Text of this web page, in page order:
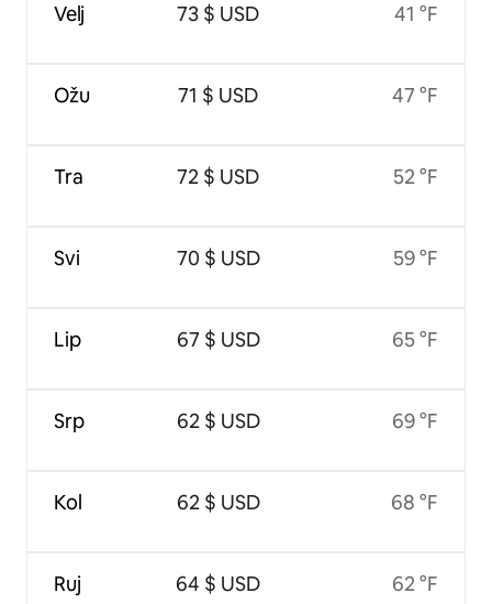
Velj
Ožu
Tra
Svi
Lip
Srp
Kol
Ruj
73 $ USD
71 $ USD
72 $ USD
70 $ USD
67 $ USD
62 $ USD
62 $ USD
64 $ USD
41 °F
47 °F
52 °F
59 °F
65 °F
69 °F
68 °F
62 °F